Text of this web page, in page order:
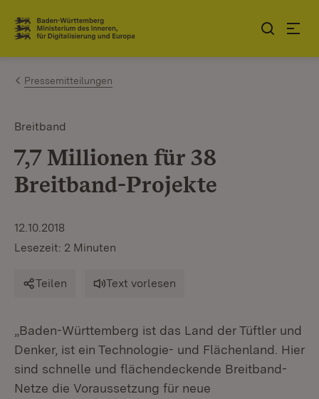
Zum Inhalt springen
Link zur Startseite
Pressemitteilungen
Breitband
7,7 Millionen für 38
Breitband-Projekte
12.10.2018
Lesezeit: 2 Minuten
Teilen Text vorlesen
„Baden-Württemberg ist das Land der Tüftler und
Denker, ist ein Technologie- und Flächenland. Hier
sind schnelle und flächendeckende Breitband-
Netze die Voraussetzung für neue